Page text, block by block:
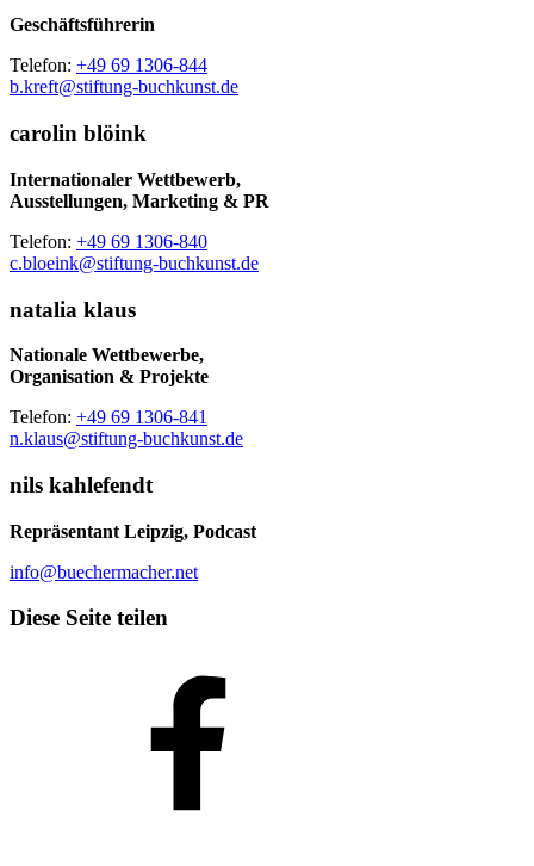
Geschäftsführerin
Telefon: +49 69 1306-844
b.kreft@stiftung-buchkunst.de
carolin blöink
Internationaler Wettbewerb,
Ausstellungen, Marketing & PR
Telefon: +49 69 1306-840
c.bloeink@stiftung-buchkunst.de
natalia klaus
Nationale Wettbewerbe,
Organisation & Projekte
Telefon: +49 69 1306-841
n.klaus@stiftung-buchkunst.de
nils kahlefendt
Repräsentant Leipzig, Podcast
info@buechermacher.net
Diese Seite teilen